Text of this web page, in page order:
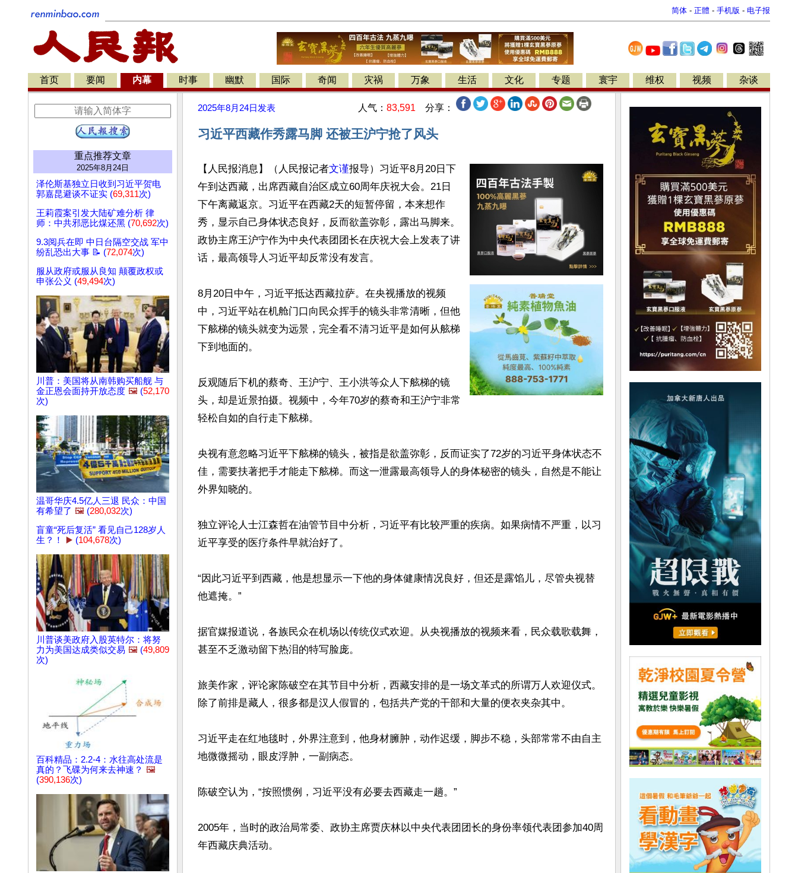
简体 - 正體 - 手机版 - 电子报
首页 要闻 内幕 时事 幽默 国际 奇闻 灾祸 万象 生活 文化 专题 寰宇 维权 视频 杂谈
重点推荐文章
2025年8月24日
泽伦斯基独立日收到习近平贺电
郭嘉昆避谈不证实 (69,311次)
王莉霞案引发大陆矿难分析 律
师：中共邪恶比煤还黑 (70,692次)
9.3阅兵在即 中日台隔空交战 军中
纷乱恐出大事 📝 (72,074次)
服从政府或服从良知 颠覆政权或
申张公义 (49,494次)
川普：美国将从南韩购买船舰 与
金正恩会面持开放态度 🖼️ (52,170
次)
温哥华庆4.5亿人三退 民众：中国
有希望了 🖼️ (280,032次)
盲童“死后复活” 看见自己128岁人
生？！
▶️ (104,678次)
川普谈美政府入股英特尔：将努
力为美国达成类似交易 🖼️ (49,809
次)
百科精品：2.2-4：水往高处流是
真的？飞碟为何来去神速？ 🖼️
(390,136次)
2025年8月24日 发表 人气： 83,591 分享：
习近平西藏作秀露马脚 还被王沪宁抢了风头
【人民报消息】（人民报记者文谨报导）习近平8月20日下
午到达西藏，出席西藏自治区成立60周年庆祝大会。21日
下午离藏返京。习近平在西藏2天的短暂停留，本来想作
秀，显示自己身体状态良好，反而欲盖弥彰，露出马脚来。
政协主席王沪宁作为中央代表团团长在庆祝大会上发表了讲
话，最高领导人习近平却反常没有发言。
8月20日中午，习近平抵达西藏拉萨。在央视播放的视频
中，习近平站在机舱门口向民众挥手的镜头非常清晰，但他
下舷梯的镜头就变为远景，完全看不清习近平是如何从舷梯
下到地面的。
反观随后下机的蔡奇、王沪宁、王小洪等众人下舷梯的镜
头，却是近景拍摄。视频中，今年70岁的蔡奇和王沪宁非常
轻松自如的自行走下舷梯。
央视有意忽略习近平下舷梯的镜头，被指是欲盖弥彰，反而证实了72岁的习近平身体状态不
佳，需要扶著把手才能走下舷梯。而这一泄露最高领导人的身体秘密的镜头，自然是不能让
外界知晓的。
独立评论人士江森哲在油管节目中分析，习近平有比较严重的疾病。如果病情不严重，以习
近平享受的医疗条件早就治好了。
“因此习近平到西藏，他是想显示一下他的身体健康情况良好，但还是露馅儿，尽管央视替
他遮掩。”
据官媒报道说，各族民众在机场以传统仪式欢迎。从央视播放的视频来看，民众载歌载舞，
甚至不乏激动留下热泪的特写脸庞。
旅美作家，评论家陈破空在其节目中分析，西藏安排的是一场文革式的所谓万人欢迎仪式。
除了前排是藏人，很多都是汉人假冒的，包括共产党的干部和大量的便衣夹杂其中。
习近平走在红地毯时，外界注意到，他身材臃肿，动作迟缓，脚步不稳，头部常常不由自主
地微微摇动，眼皮浮肿，一副病态。
陈破空认为，“按照惯例，习近平没有必要去西藏走一趟。”
2005年，当时的政治局常委、政协主席贾庆林以中央代表团团长的身份率领代表团参加40周
年西藏庆典活动。